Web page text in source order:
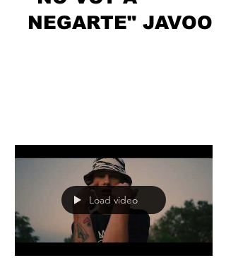
sincera y pone las cartas sobre la mesa:
se muere por tus huesos y no...